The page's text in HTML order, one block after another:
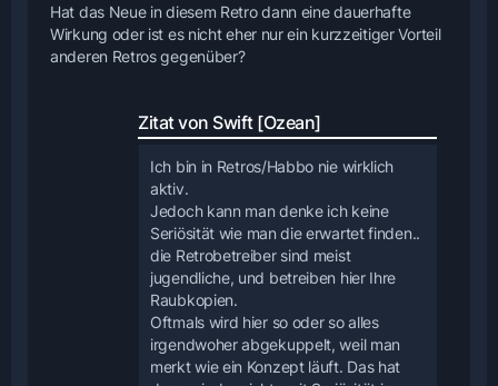
Hat das Neue in diesem Retro dann eine dauerhafte
Wirkung oder ist es nicht eher nur ein kurzzeitiger Vorteil
anderen Retros gegenüber?
Zitat von Swift [Ozean]
Ich bin in Retros/Habbo nie wirklich
aktiv.
Jedoch kann man denke ich keine
Seriösität wie man die erwartet finden..
die Retrobetreiber sind meist
jugendliche, und betreiben hier Ihre
Raubkopien.
Oftmals wird hier so oder so alles
irgendwoher abgekuppelt, weil man
merkt wie ein Konzept läuft. Das hat